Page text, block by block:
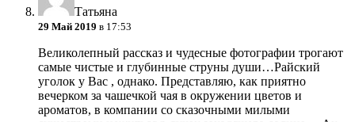
Татьяна
29 Май 2019 в 17:53
Великолепный рассказ и чудесные фотографии трогают
самые чистые и глубинные струны души…Райский
уголок у Вас , однако. Представляю, как приятно
вечерком за чашечкой чая в окружении цветов и
ароматов, в компании со сказочными милыми